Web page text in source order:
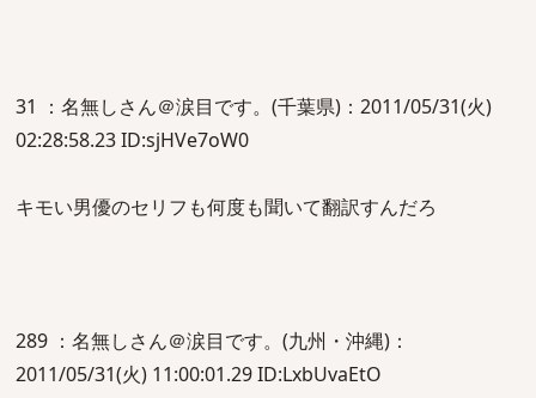
31 ：名無しさん＠涙目です。(千葉県)：2011/05/31(火)
02:28:58.23 ID:sjHVe7oW0
キモい男優のセリフも何度も聞いて翻訳すんだろ
289 ：名無しさん＠涙目です。(九州・沖縄)：
2011/05/31(火) 11:00:01.29 ID:LxbUvaEtO